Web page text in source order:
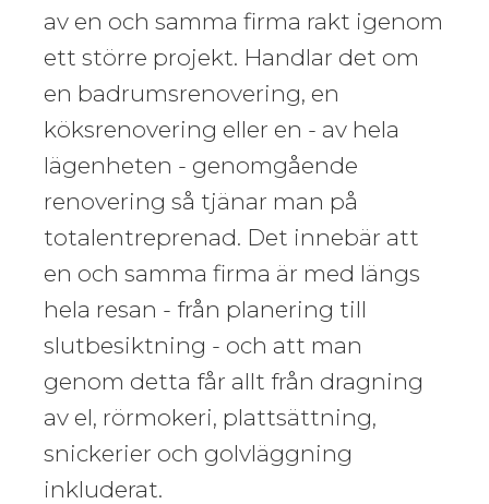
av en och samma firma rakt igenom
ett större projekt. Handlar det om
en badrumsrenovering, en
köksrenovering eller en - av hela
lägenheten - genomgående
renovering så tjänar man på
totalentreprenad. Det innebär att
en och samma firma är med längs
hela resan - från planering till
slutbesiktning - och att man
genom detta får allt från dragning
av el, rörmokeri, plattsättning,
snickerier och golvläggning
inkluderat.